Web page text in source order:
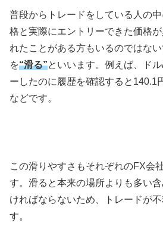
普段からトレードをしている人の
格と実際にエントリーできた価格
れたことがある方もいるのではな
を“滑る”といいます。例えば、ド
ーしたのに履歴を確認すると140.1
などです。
この滑りやすさもそれぞれのFX会
す。滑ると本来の場所よりも多い
ければならないため、トレードが
す。